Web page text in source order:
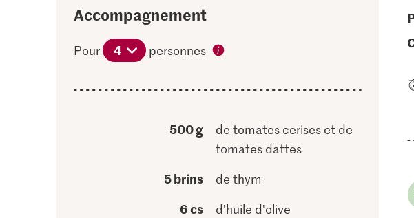
Accompagnement
Pour 4 personnes
500 g
de tomates cerises et de
tomates dattes
5 brins de thym
6 cs d'huile d'olive